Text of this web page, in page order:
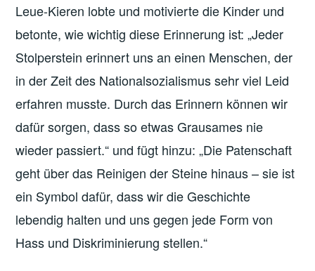
Leue-Kieren lobte und motivierte die Kinder und
betonte, wie wichtig diese Erinnerung ist: „Jeder
Stolperstein erinnert uns an einen Menschen, der
in der Zeit des Nationalsozialismus sehr viel Leid
erfahren musste. Durch das Erinnern können wir
dafür sorgen, dass so etwas Grausames nie
wieder passiert.“ und fügt hinzu: „Die Patenschaft
geht über das Reinigen der Steine hinaus – sie ist
ein Symbol dafür, dass wir die Geschichte
lebendig halten und uns gegen jede Form von
Hass und Diskriminierung stellen.“